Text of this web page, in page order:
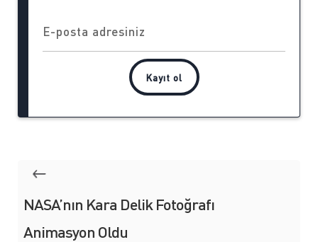
NASA’nın Kara Delik Fotoğrafı
Animasyon Oldu